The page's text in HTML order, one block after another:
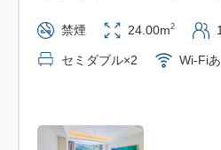
シャンビュー和室は先に寝具
す。その他の客室タイプは、
※お客様ご本人からのご予約
す。（旅行会社からのご予約
禁煙 24.00m2
セミダブル×2 Wi-Fiあ